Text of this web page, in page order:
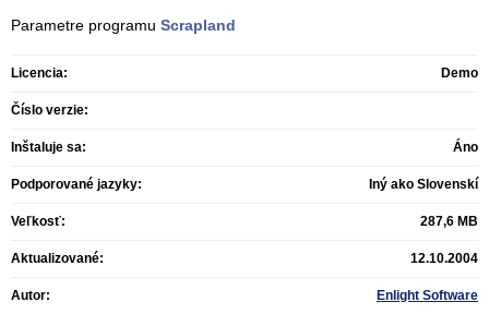
Parametre programu Scrapland
Licencia: Demo
Číslo verzie:
Inštaluje sa: Áno
Podporované jazyky: Iný ako Slovenskí
Veľkosť: 287,6 MB
Aktualizované: 12.10.2004
Autor: Enlight Software